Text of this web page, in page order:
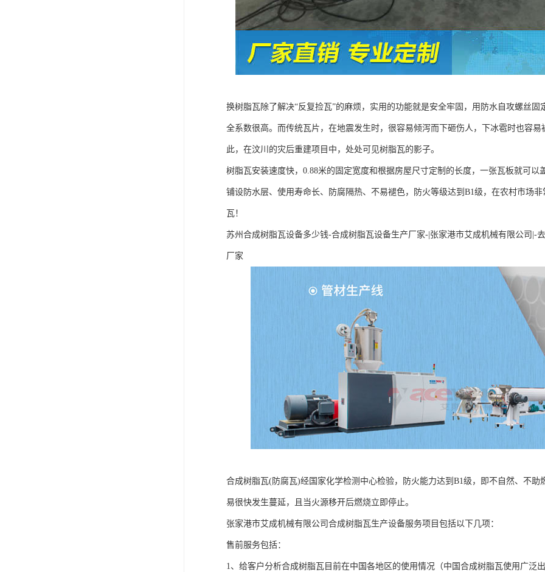
换树脂瓦除了解决“反复捡瓦”的麻烦，实用的功能就是安全牢固，用防水自攻螺丝
全系数很高。而传统瓦片，在地震发生时，很容易倾泻而下砸伤人，下冰雹时也容
此，在汶川的灾后重建项目中，处处可见树脂瓦的影子。
树脂瓦安装速度快，0.88米的固定宽度和根据房屋尺寸定制的长度，一张瓦板就可
铺设防水层、使用寿命长、防腐隔热、不易褪色，防火等级达到B1级，在农村市场
瓦！
苏州合成树脂瓦设备多少钱-合成树脂瓦设备生产厂家-|张家港市艾成机械有限公司|-
厂家
合成树脂瓦(防腐瓦)经国家化学检测中心检验，防火能力达到B1级，即不自然、不
易很快发生蔓延，且当火源移开后燃烧立即停止。
张家港市艾成机械有限公司合成树脂瓦生产设备服务项目包括以下几项：
售前服务包括：
1、给客户分析合成树脂瓦目前在中国各地区的使用情况（中国合成树脂瓦使用广泛